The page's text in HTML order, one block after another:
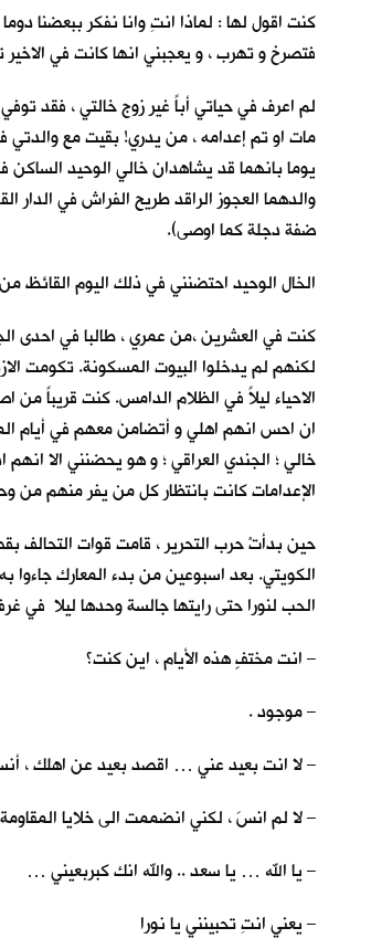
كنت اقول لها : لماذا انتِ وانا نفكر ببعضنا
فتصرخ و تهرب ، و يعجبني انها كانت في
لم اعرف في حياتي أباً غير زوج خالتي ، فقد
مات او تم إعدامه ، من يدري! بقيت مع والدتي
يوما بانهما قد يشاهدان خالي الوحيد الساكن
والدهما العجوز الراقد طريح الفراش في
ضفة دجلة كما اوصى).
الخال الوحيد احتضنني في ذلك اليوم القائظ
كنت في العشرين ،من عمري ، طالبا في احدى
لكنهم لم يدخلوا البيوت المسكونة. تكومت
الاحياء ليلاً في الظلام الدامس. كنت قريباً من
ان احس انهم اهلي و أتضامن معهم في أيام
خالي ؛ الجندي العراقي ؛ و هو يحضنني الا
الإعدامات كانت بانتظار كل من يفر منهم من
حين بدأتْ حرب التحرير ، قامت قوات التحالف
الكويتي. بعد اسبوعين من بدء المعارك جاءوا
الحب لنورا حتى رايتها جالسة وحدها ليلا في
– انت مختفٍ هذه الأيام ، اين كنت؟
– موجود .
– لا انت بعيد عني … اقصد بعيد عن اهلك ،
– لا لم انسَ ، لكني انضممت الى خلايا
– يا الله … يا سعد .. والله انك كبربعيني …
– يعني انتِ تحبينني يا نورا